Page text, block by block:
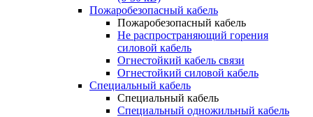
Пожаробезопасный кабель
Пожаробезопасный кабель
Не распространяющий горения
силовой кабель
Огнестойкий кабель связи
Огнестойкий силовой кабель
Специальный кабель
Специальный кабель
Специальный одножильный кабель